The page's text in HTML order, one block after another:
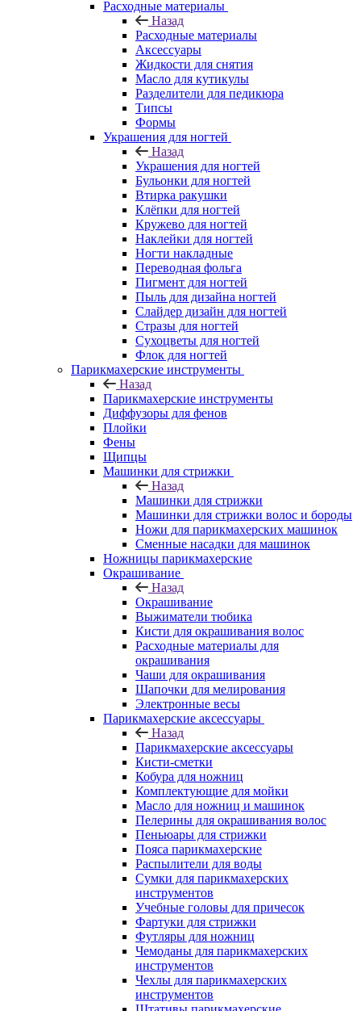
Расходные материалы
Назад
Расходные материалы
Аксессуары
Жидкости для снятия
Масло для кутикулы
Разделители для педикюра
Типсы
Формы
Украшения для ногтей
Назад
Украшения для ногтей
Бульонки для ногтей
Втирка ракушки
Клёпки для ногтей
Кружево для ногтей
Наклейки для ногтей
Ногти накладные
Переводная фольга
Пигмент для ногтей
Пыль для дизайна ногтей
Слайдер дизайн для ногтей
Стразы для ногтей
Сухоцветы для ногтей
Флок для ногтей
Парикмахерские инструменты
Назад
Парикмахерские инструменты
Диффузоры для фенов
Плойки
Фены
Щипцы
Машинки для стрижки
Назад
Машинки для стрижки
Машинки для стрижки волос и бороды
Ножи для парикмахерских машинок
Сменные насадки для машинок
Ножницы парикмахерские
Окрашивание
Назад
Окрашивание
Выжиматели тюбика
Кисти для окрашивания волос
Расходные материалы для
окрашивания
Чаши для окрашивания
Шапочки для мелирования
Электронные весы
Парикмахерские аксессуары
Назад
Парикмахерские аксессуары
Кисти-сметки
Кобура для ножниц
Комплектующие для мойки
Масло для ножниц и машинок
Пелерины для окрашивания волос
Пеньюары для стрижки
Пояса парикмахерские
Распылители для воды
Сумки для парикмахерских
инструментов
Учебные головы для причесок
Фартуки для стрижки
Футляры для ножниц
Чемоданы для парикмахерских
инструментов
Чехлы для парикмахерских
инструментов